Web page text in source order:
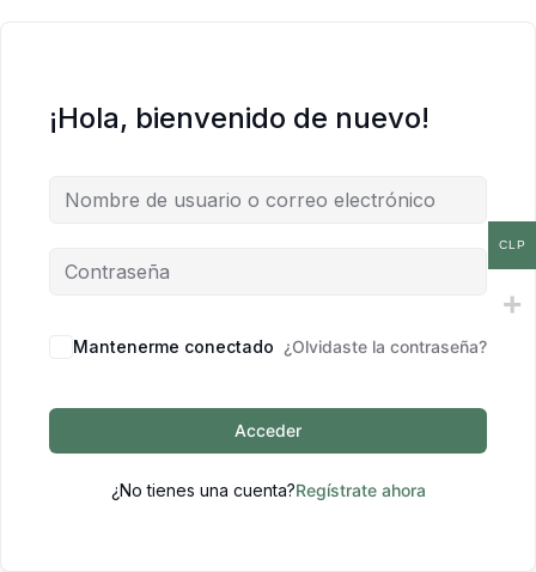
¡Hola, bienvenido de nuevo!
Mantenerme conectado ¿Olvidaste la contraseña?
Acceder
¿No tienes una cuenta?Regístrate ahora
CLP